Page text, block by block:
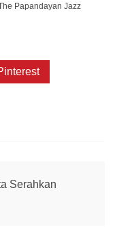
Papandayan Jazz
Serahkan